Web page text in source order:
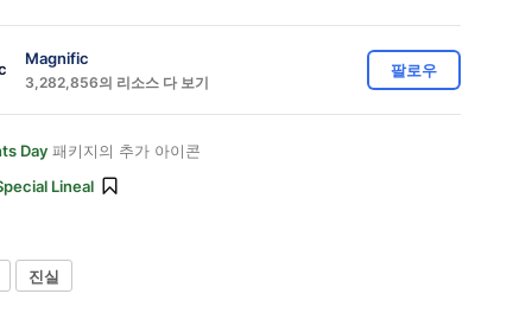
Magnific
3,282,856의 리소스 다 보기
팔로우
Day 패키지의 추가 아이콘
Lineal
진실